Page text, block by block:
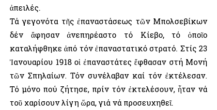
ἀπειλές.
Τά γεγονότα τῆς ἐπαναστάσεως τῶν Μπολσεβίκων
δέν ἄφησαν ἀνεπηρέαστο τό Κίεβο, τό ὁποῖο
καταλήφθηκε ἀπό τόν ἐπαναστατικό στρατό. Στίς 23
Ἰανουαρίου 1918 οἱ ἐπαναστάτες ἔφθασαν στή Μονή
τῶν Σπηλαίων. Τόν συνέλαβαν καί τόν ἐκτέλεσαν.
Τό μόνο πού ζήτησε, πρίν τόν ἐκτελέσουν, ἦταν νά
τοῦ χαρίσουν λίγη ὥρα, γιά νά προσευχηθεῖ.